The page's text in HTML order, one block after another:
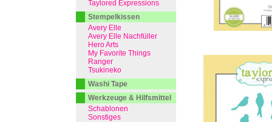
Taylored Expressions
Stempelkissen
Avery Elle
Avery Elle Nachfüller
Hero Arts
My Favorite Things
Ranger
Tsukineko
Washi Tape
Werkzeuge & Hilfsmittel
Schablonen
Sonstiges